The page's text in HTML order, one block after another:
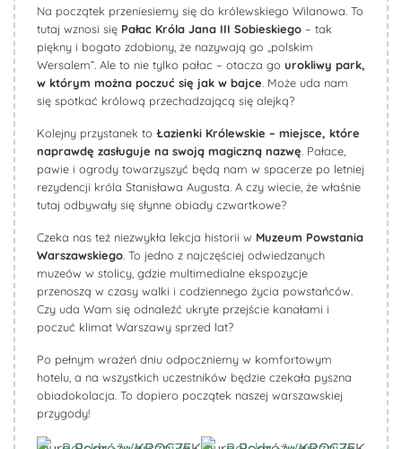
Na początek przeniesiemy się do królewskiego Wilanowa. To
tutaj wznosi się Pałac Króla Jana III Sobieskiego – tak
piękny i bogato zdobiony, że nazywają go „polskim
Wersalem”. Ale to nie tylko pałac – otacza go urokliwy park,
w którym można poczuć się jak w bajce . Może uda nam
się spotkać królową przechadzającą się alejką?
Kolejny przystanek to Łazienki Królewskie – miejsce, które
naprawdę zasługuje na swoją magiczną nazwę . Pałace,
pawie i ogrody towarzyszyć będą nam w spacerze po letniej
rezydencji króla Stanisława Augusta. A czy wiecie, że właśnie
tutaj odbywały się słynne obiady czwartkowe?
Czeka nas też niezwykła lekcja historii w Muzeum Powstania
Warszawskiego . To jedno z najczęściej odwiedzanych
muzeów w stolicy, gdzie multimedialne ekspozycje
przenoszą w czasy walki i codziennego życia powstańców.
Czy uda Wam się odnaleźć ukryte przejście kanałami i
poczuć klimat Warszawy sprzed lat?
Po pełnym wrażeń dniu odpoczniemy w komfortowym
hotelu, a na wszystkich uczestników będzie czekała pyszna
obiadokolacja. To dopiero początek naszej warszawskiej
przygody!